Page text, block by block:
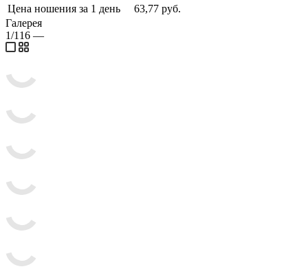
Цена ношения за 1 день
63,77 руб.
Галерея
1/116 —